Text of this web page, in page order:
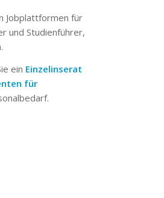
Jobplattformen für
und Studienführer,
ein Einzelinserat
für